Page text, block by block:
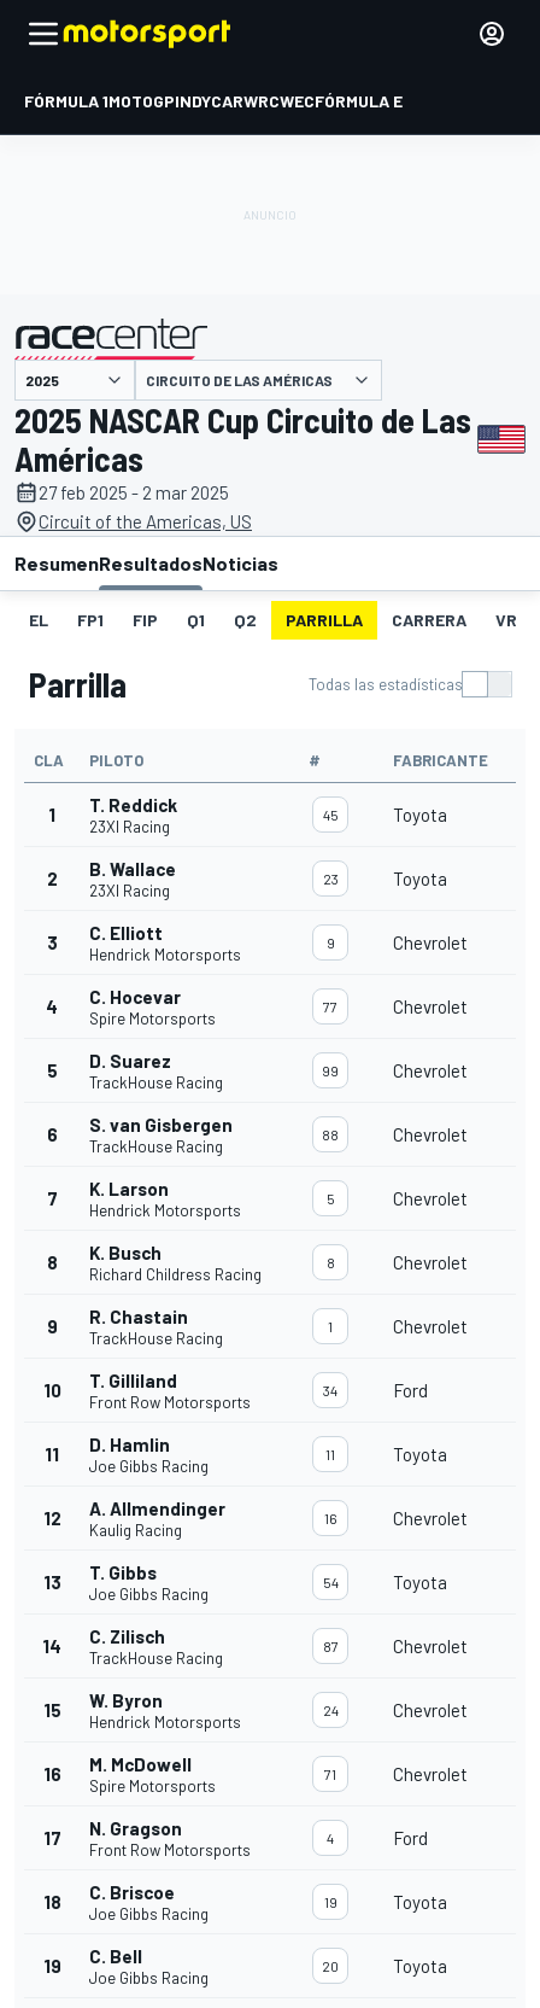
FÓRMULA 1MOTOGPINDYCARWRCWECFÓRMULA E
presentado por CIRCUITO DE LAS AMÉRICAS
2025 NASCAR Cup Circuito de Las
Américas
27 feb 2025 - 2 mar 2025
Circuit of the Americas, US
ResumenResultadosNoticias
EL FP1 FIP Q1 Q2 PARRILLA CARRERA VR
Parrilla Todas las estadísticas
CLA PILOTO # FABRICANTE
1 T. Reddick
23XI Racing
45 Toyota
2 B. Wallace
23XI Racing
23 Toyota
3 C. Elliott
Hendrick Motorsports
9 Chevrolet
4 C. Hocevar
Spire Motorsports
77 Chevrolet
5 D. Suarez
TrackHouse Racing
99 Chevrolet
6 S. van Gisbergen
TrackHouse Racing
88 Chevrolet
7 K. Larson
Hendrick Motorsports
5 Chevrolet
8 K. Busch
Richard Childress Racing
8 Chevrolet
9 R. Chastain
TrackHouse Racing
1 Chevrolet
10 T. Gilliland
Front Row Motorsports
34 Ford
11 D. Hamlin
Joe Gibbs Racing
11 Toyota
12 A. Allmendinger
Kaulig Racing
16 Chevrolet
13 T. Gibbs
Joe Gibbs Racing
54 Toyota
14 C. Zilisch
TrackHouse Racing
87 Chevrolet
15 W. Byron
Hendrick Motorsports
24 Chevrolet
16 M. McDowell
Spire Motorsports
71 Chevrolet
17 N. Gragson
Front Row Motorsports
4 Ford
18 C. Briscoe
Joe Gibbs Racing
19 Toyota
19 C. Bell
Joe Gibbs Racing
20 Toyota